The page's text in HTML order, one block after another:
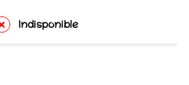
Indisponible